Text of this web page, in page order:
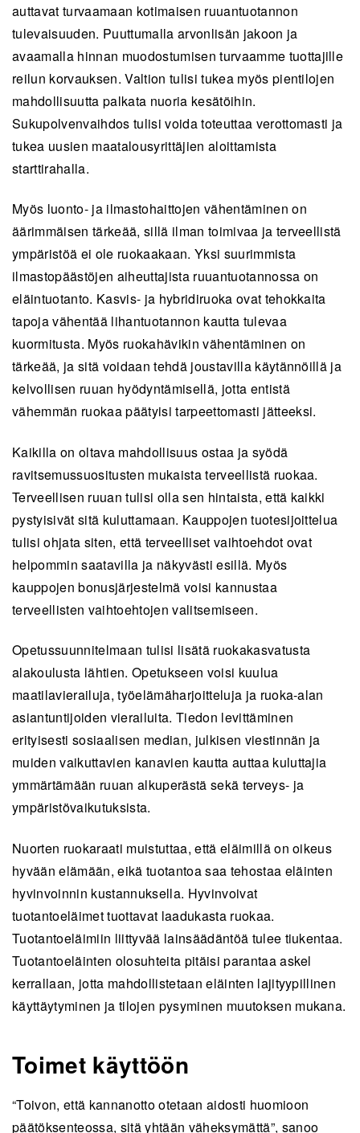
auttavat turvaamaan kotimaisen ruuantuotannon
tulevaisuuden. Puuttumalla arvonlisän jakoon ja
avaamalla hinnan muodostumisen turvaamme tuottajille
reilun korvauksen. Valtion tulisi tukea myös pientilojen
mahdollisuutta palkata nuoria kesätöihin.
Sukupolvenvaihdos tulisi voida toteuttaa verottomasti ja
tukea uusien maatalousyrittäjien aloittamista
starttirahalla.
Myös luonto- ja ilmastohaittojen vähentäminen on
äärimmäisen tärkeää, sillä ilman toimivaa ja terveellistä
ympäristöä ei ole ruokaakaan. Yksi suurimmista
ilmastopäästöjen aiheuttajista ruuantuotannossa on
eläintuotanto. Kasvis- ja hybridiruoka ovat tehokkaita
tapoja vähentää lihantuotannon kautta tulevaa
kuormitusta. Myös ruokahävikin vähentäminen on
tärkeää, ja sitä voidaan tehdä joustavilla käytännöillä ja
kelvollisen ruuan hyödyntämisellä, jotta entistä
vähemmän ruokaa päätyisi tarpeettomasti jätteeksi.
Kaikilla on oltava mahdollisuus ostaa ja syödä
ravitsemussuositusten mukaista terveellistä ruokaa.
Terveellisen ruuan tulisi olla sen hintaista, että kaikki
pystyisivät sitä kuluttamaan. Kauppojen tuotesijoittelua
tulisi ohjata siten, että terveelliset vaihtoehdot ovat
helpommin saatavilla ja näkyvästi esillä. Myös
kauppojen bonusjärjestelmä voisi kannustaa
terveellisten vaihtoehtojen valitsemiseen.
Opetussuunnitelmaan tulisi lisätä ruokakasvatusta
alakoulusta lähtien. Opetukseen voisi kuulua
maatilavierailuja, työelämäharjoitteluja ja ruoka-alan
asiantuntijoiden vierailuita. Tiedon levittäminen
erityisesti sosiaalisen median, julkisen viestinnän ja
muiden vaikuttavien kanavien kautta auttaa kuluttajia
ymmärtämään ruuan alkuperästä sekä terveys- ja
ympäristövaikutuksista.
Nuorten ruokaraati muistuttaa, että eläimillä on oikeus
hyvään elämään, eikä tuotantoa saa tehostaa eläinten
hyvinvoinnin kustannuksella. Hyvinvoivat
tuotantoeläimet tuottavat laadukasta ruokaa.
Tuotantoeläimiin liittyvää lainsäädäntöä tulee tiukentaa.
Tuotantoeläinten olosuhteita pitäisi parantaa askel
kerrallaan, jotta mahdollistetaan eläinten lajityypillinen
käyttäytyminen ja tilojen pysyminen muutoksen mukana.
Toimet käyttöön
“Toivon, että kannanotto otetaan aidosti huomioon
päätöksenteossa, sitä yhtään väheksymättä”, sanoo